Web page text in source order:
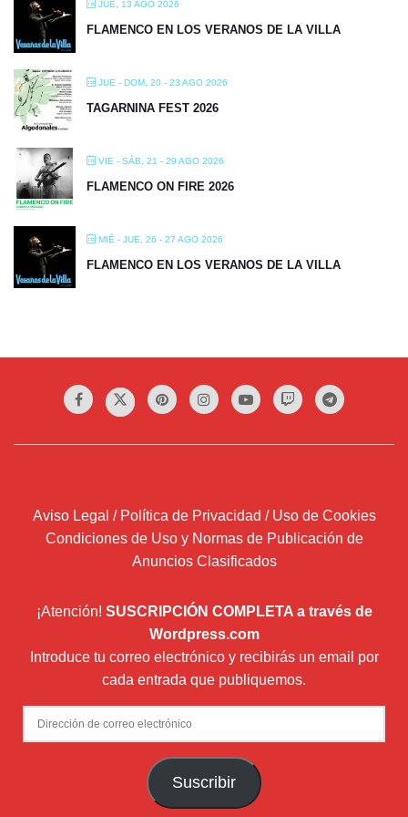
JUE, 13 AGO 2026
FLAMENCO EN LOS VERANOS DE LA VILLA
JUE - DOM, 20 - 23 AGO 2026
TAGARNINA FEST 2026
VIE - SÁB, 21 - 29 AGO 2026
FLAMENCO ON FIRE 2026
MIÉ - JUE, 26 - 27 AGO 2026
FLAMENCO EN LOS VERANOS DE LA VILLA
Aviso Legal / Política de Privacidad / Uso de Cookies
Condiciones de Uso y Normas de Publicación de
Anuncios Clasificados
¡Atención! SUSCRIPCIÓN COMPLETA a través de
Wordpress.com
Introduce tu correo electrónico y recibirás un email por
cada entrada que publiquemos.
Dirección
de
Suscribir